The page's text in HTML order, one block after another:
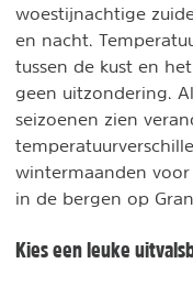
woestijnachtige
en nacht.
tussen de kust en
geen uitzondering.
seizoenen zien
wintermaanden
in de bergen op
Kies een leuke